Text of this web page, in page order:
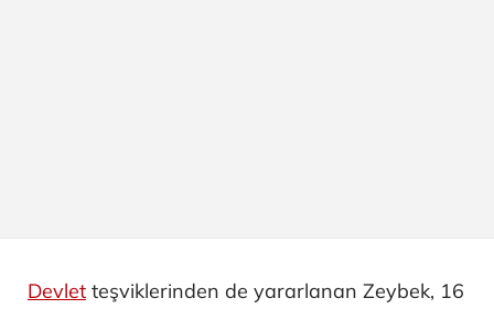
Devlet teşviklerinden de yararlanan Zeybek, 16